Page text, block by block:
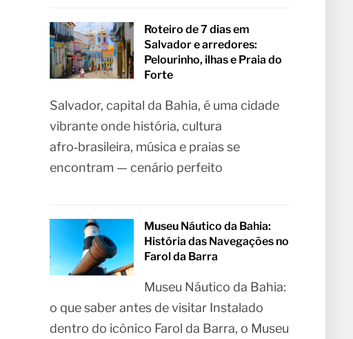
Roteiro de 7 dias em
Salvador e arredores:
Pelourinho, ilhas e Praia do
Forte
Salvador, capital da Bahia, é uma cidade
vibrante onde história, cultura
afro‑brasileira, música e praias se
encontram — cenário perfeito
Museu Náutico da Bahia:
História das Navegações no
Farol da Barra
Museu Náutico da Bahia:
o que saber antes de visitar Instalado
dentro do icônico Farol da Barra, o Museu